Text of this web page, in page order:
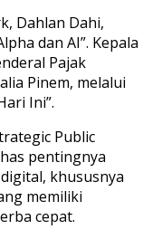
Dahlan Dahi,
dan AI”. Kepala
Pajak
Pinem, melalui
Ini”.
Public
pentingnya
khususnya
memiliki
cepat.